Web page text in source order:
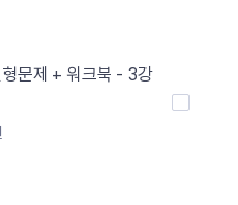
문제 + 워크북 - 3강